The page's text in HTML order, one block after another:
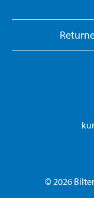
© 2026